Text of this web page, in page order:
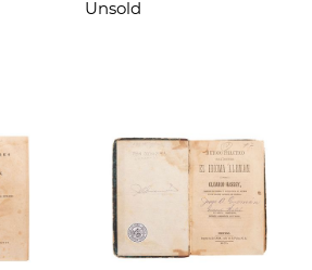
1822 / 1806. Piezas: 2.
Unsold